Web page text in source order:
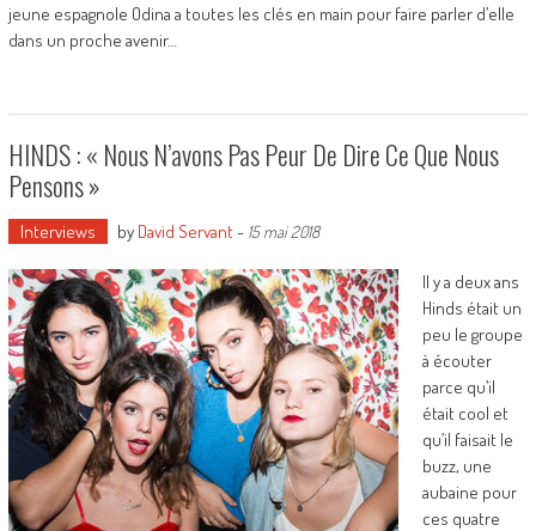
jeune espagnole Odina a toutes les clés en main pour faire parler d’elle
dans un proche avenir…
HINDS : « Nous N’avons Pas Peur De Dire Ce Que Nous
Pensons »
Interviews by David Servant- 15 mai 2018
Il y a deux ans
Hinds était un
peu le groupe
à écouter
parce qu’il
était cool et
qu’il faisait le
buzz, une
aubaine pour
ces quatre